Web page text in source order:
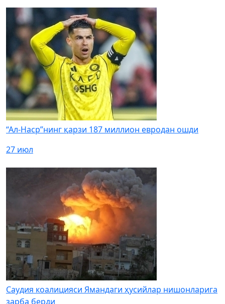
“Ал-Наср”нинг қарзи 187 миллион евродан ошди
27 июл
Саудия коалицияси Ямандаги ҳусийлар нишонларига
зарба берди